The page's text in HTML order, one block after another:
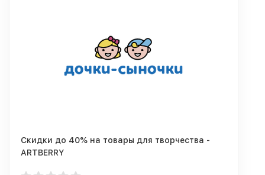
Cкидки до 40% на товары для творчества -
ARTBERRY